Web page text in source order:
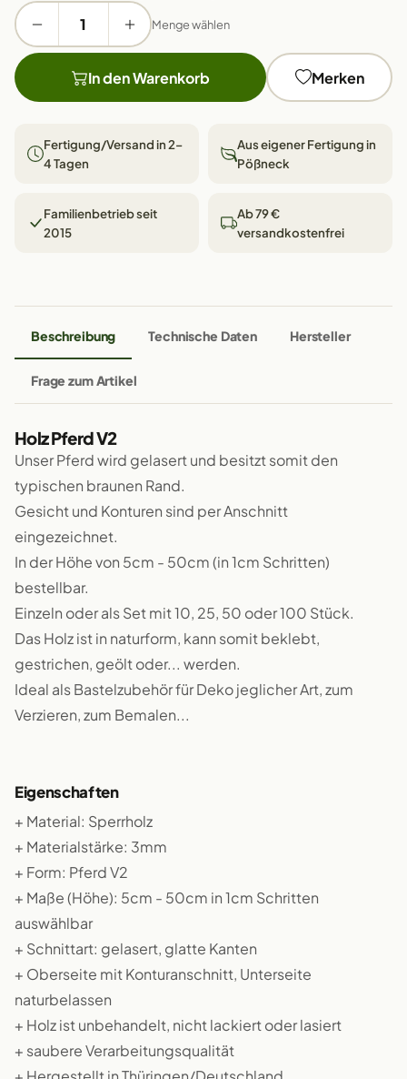
Menge wählen
In den Warenkorb Merken
Fertigung/Versand in 2–
4 Tagen
Aus eigener Fertigung in
Pößneck
Familienbetrieb seit
2015
Ab 79 €
versandkostenfrei
Beschreibung Technische Daten Hersteller
Frage zum Artikel
Holz Pferd V2
Unser Pferd wird gelasert und besitzt somit den
typischen braunen Rand.
Gesicht und Konturen sind per Anschnitt
eingezeichnet.
In der Höhe von 5cm - 50cm (in 1cm Schritten)
bestellbar.
Einzeln oder als Set mit 10, 25, 50 oder 100 Stück.
Das Holz ist in naturform, kann somit beklebt,
gestrichen, geölt oder... werden.
Ideal als Bastelzubehör für Deko jeglicher Art, zum
Verzieren, zum Bemalen...
Eigenschaften
+ Material: Sperrholz
+ Materialstärke: 3mm
+ Form: Pferd V2
+ Maße (Höhe): 5cm - 50cm in 1cm Schritten
auswählbar
+ Schnittart: gelasert, glatte Kanten
+ Oberseite mit Konturanschnitt, Unterseite
naturbelassen
+ Holz ist unbehandelt, nicht lackiert oder lasiert
+ saubere Verarbeitungsqualität